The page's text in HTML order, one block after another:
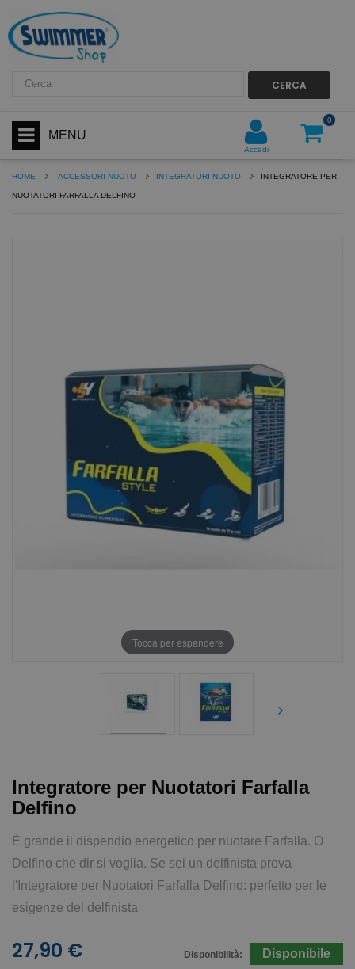
CERCA
MENU
0
Accedi
HOME ACCESSORI NUOTO INTEGRATORI NUOTO INTEGRATORE PER
NUOTATORI FARFALLA DELFINO
Tocca per espandere
Integratore per Nuotatori Farfalla
Delfino
È grande il dispendio energetico per nuotare Farfalla. O
Delfino che dir si voglia. Se sei un delfinista prova
l'Integratore per Nuotatori Farfalla Delfino: perfetto per le
esigenze del delfinista
Disponibilità: Disponibile
27,90 €